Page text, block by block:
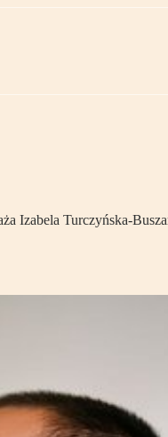
Izabela Turczyńska-